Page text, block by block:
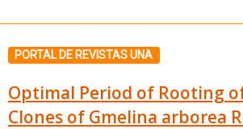
PORTAL DE REVISTAS UNA
Optimal Period of Rooting
Clones of Gmelina arborea